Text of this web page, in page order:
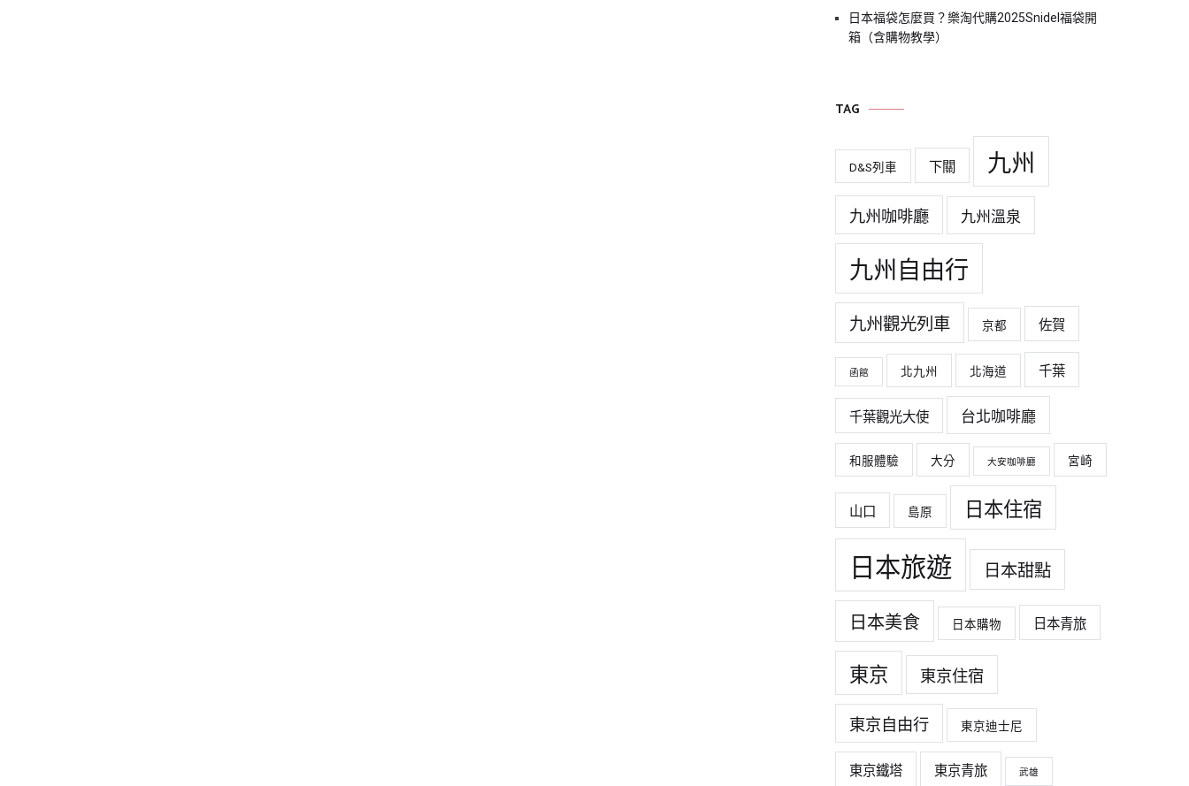
日本福袋怎麼買？樂淘代購2025Snidel福袋開
箱（含購物教學）
TAG
D&S列車 下關 九州
九州咖啡廳 九州溫泉
九州自由行
九州觀光列車 京都 佐賀
函館 北九州 北海道 千葉
千葉觀光大使 台北咖啡廳
和服體驗 大分 大安咖啡廳 宮崎
山口 島原 日本住宿
日本旅遊 日本甜點
日本美食 日本購物 日本青旅
東京 東京住宿
東京自由行 東京迪士尼
東京鐵塔 東京青旅 武雄